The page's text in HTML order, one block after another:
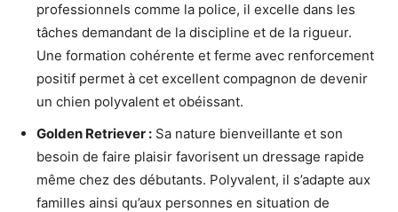
professionnels comme la police, il excelle dans les
tâches demandant de la discipline et de la rigueur.
Une formation cohérente et ferme avec renforcement
positif permet à cet excellent compagnon de devenir
un chien polyvalent et obéissant.
Golden Retriever : Sa nature bienveillante et son
besoin de faire plaisir favorisent un dressage rapide
même chez des débutants. Polyvalent, il s’adapte aux
familles ainsi qu’aux personnes en situation de